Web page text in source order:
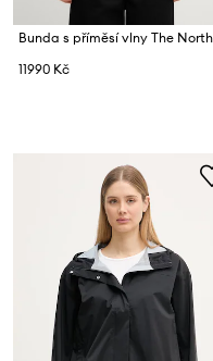
11990 Kč